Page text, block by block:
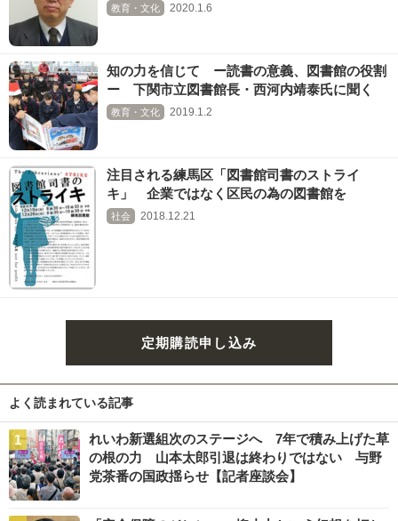
教育・文化 2020.1.6
知の力を信じて ー読書の意義、図書館の役割
ー 下関市立図書館長・西河内靖泰氏に聞く
教育・文化 2019.1.2
注目される練馬区「図書館司書のストライ
キ」 企業ではなく区民の為の図書館を
社会 2018.12.21
定期購読申し込み
よく読まれている記事
れいわ新選組次のステージへ 7年で積み上げた草
の根の力 山本太郎引退は終わりではない 与野
党茶番の国政揺らせ【記者座談会】